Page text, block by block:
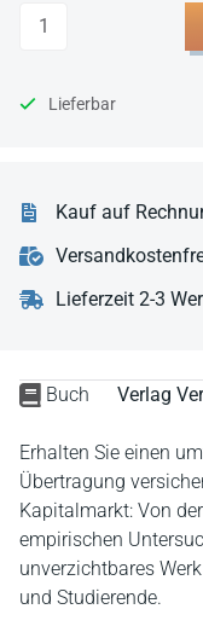
Buch Verlag
Erhalten Sie einen
Übertragung
Kapitalmarkt: Von
empirischen
unverzichtbares
und Studierende.
Anzahl
Lieferbar
Kauf auf
Lieferzeit 2-3